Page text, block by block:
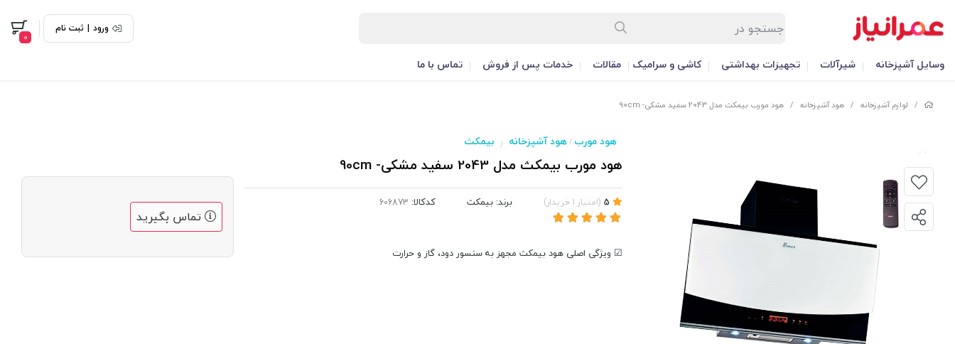
ورود | ثبت نام
0
وسایل آشپزخانه شیرآلات تجهیزات بهداشتی کاشی و سرامیک مقالات خدمات پس از فروش تماس با ما
/ لوازم آشپزخانه / هود آشپزخانه / هود مورب بیمکث مدل 2043 سفید مشکی- 90cm
هود مورب /هود آشپزخانه / بیمکث
هود مورب بیمکث مدل 2043 سفید مشکی- 90cm
(امتیاز 1 خریدار) برند: بیمکث کدکالا:
☑ ویژگی اصلی هود بیمکث مجهز به سنسور دود، گاز و حرارت
تماس بگیرید